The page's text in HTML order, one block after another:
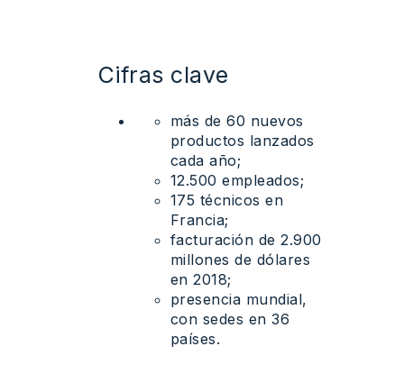
Cifras clave
más de 60 nuevos
productos lanzados
cada año;
12.500 empleados;
175 técnicos en
Francia;
facturación de 2.900
millones de dólares
en 2018;
presencia mundial,
con sedes en 36
países.